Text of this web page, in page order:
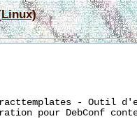
- Outil
pour DebConf